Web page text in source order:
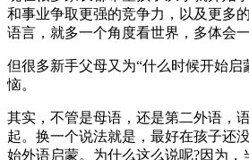
和事业争取更强的竞争力，以及更多
语言，就多一个角度看世界，多体会一
但很多新手父母又为“什么时候开始启
恼。
其实，不管是母语，还是第二外语，
起。换一个说法就是，最好在孩子还
始外语启蒙。为什么这么说呢?因为，